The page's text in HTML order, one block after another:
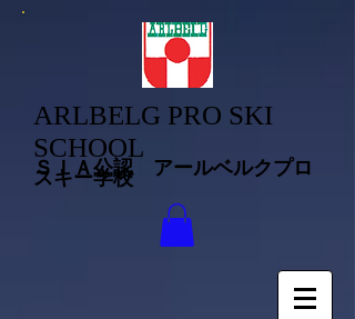
ARLBELG PRO SKI
SCHOOL
ＳＩＡ公認 アールベルクプロ
スキー学校